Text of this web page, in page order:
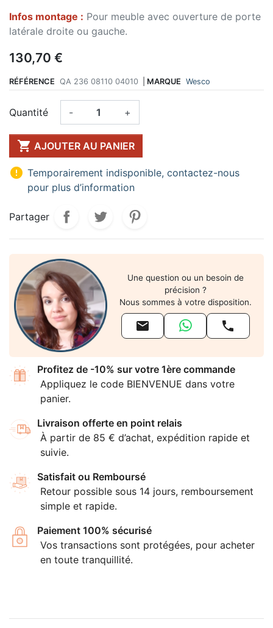
Infos montage : Pour meuble avec ouverture de porte
latérale droite ou gauche.
130,70 €
RÉFÉRENCE QA 236 08110 04010 MARQUE Wesco
Quantité - +
 AJOUTER AU PANIER
 Temporairement indisponible, contactez-nous
pour plus d’information
Partager
Une question ou un besoin de
précision ?
Nous sommes à votre disposition.
 
Profitez de -10% sur votre 1ère commande
Appliquez le code BIENVENUE dans votre
panier.
Livraison offerte en point relais
À partir de 85 € d’achat, expédition rapide et
suivie.
Satisfait ou Remboursé
Retour possible sous 14 jours, remboursement
simple et rapide.
Paiement 100% sécurisé
Vos transactions sont protégées, pour acheter
en toute tranquillité.